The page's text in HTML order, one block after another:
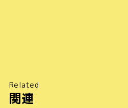
Related
関連